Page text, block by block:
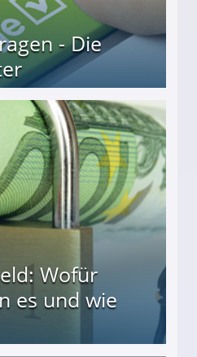
- Die
Wofür
es und wie